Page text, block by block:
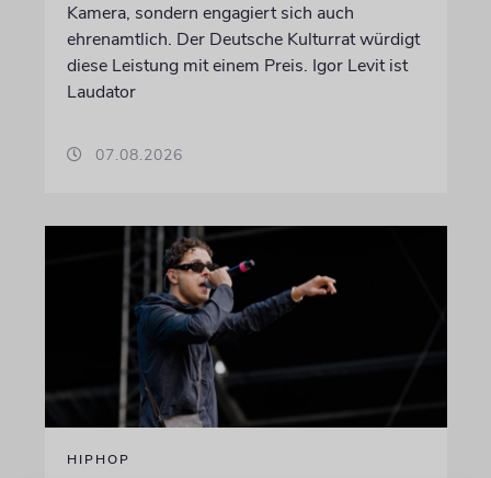
Kamera, sondern engagiert sich auch
ehrenamtlich. Der Deutsche Kulturrat würdigt
diese Leistung mit einem Preis. Igor Levit ist
Laudator
07.08.2026
HIPHOP